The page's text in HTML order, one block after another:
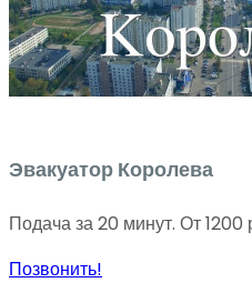
Эвакуатор Королева
Подача за 20 минут. От 1200
Позвонить!